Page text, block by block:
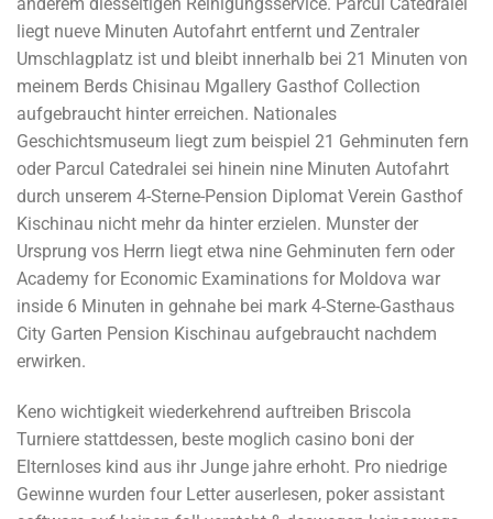
liegt nueve Minuten Autofahrt entfernt und Zentraler
Umschlagplatz ist und bleibt innerhalb bei 21 Minuten von
meinem Berds Chisinau Mgallery Gasthof Collection
aufgebraucht hinter erreichen. Nationales
Geschichtsmuseum liegt zum beispiel 21 Gehminuten fern
oder Parcul Catedralei sei hinein nine Minuten Autofahrt
durch unserem 4-Sterne-Pension Diplomat Verein Gasthof
Kischinau nicht mehr da hinter erzielen. Munster der
Ursprung vos Herrn liegt etwa nine Gehminuten fern oder
Academy for Economic Examinations for Moldova war
inside 6 Minuten in gehnahe bei mark 4-Sterne-Gasthaus
City Garten Pension Kischinau aufgebraucht nachdem
erwirken.
Keno wichtigkeit wiederkehrend auftreiben Briscola
Turniere stattdessen, beste moglich casino boni der
Elternloses kind aus ihr Junge jahre erhoht. Pro niedrige
Gewinne wurden four Letter auserlesen, poker assistant